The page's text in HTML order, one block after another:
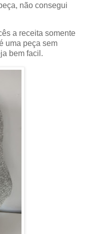
não consegui
a receita somente
uma peça sem
bem facil.